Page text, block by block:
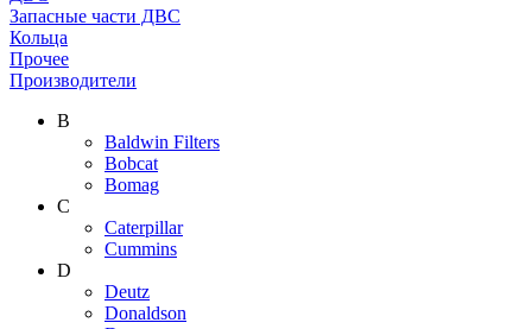
Запасные части ДВС
Кольца
Прочее
Производители
B
Baldwin Filters
Bobcat
Bomag
C
Caterpillar
Cummins
D
Deutz
Donaldson